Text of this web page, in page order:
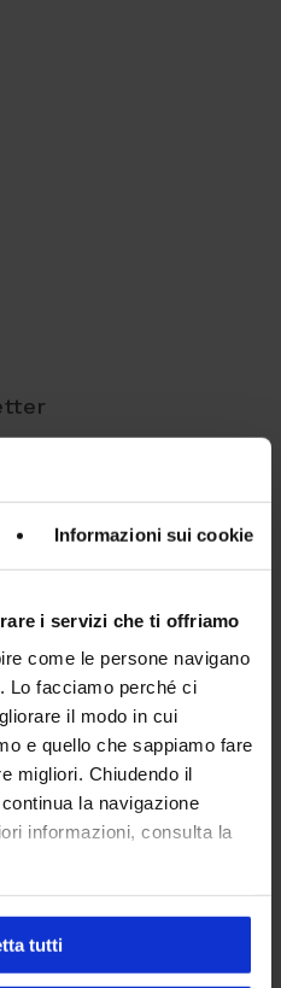
Informazioni sui cookie
i servizi che ti offriamo
come le persone navigano
Lo facciamo perché ci
il modo in cui
e quello che sappiamo fare
migliori. Chiudendo il
la navigazione
informazioni, consulta la
tutti